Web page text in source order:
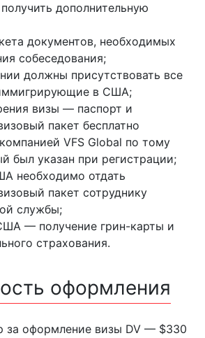
дополнительную
документов, необходимых
собеседования;
должны присутствовать все
в США;
визы — паспорт и
пакет бесплатно
VFS Global по тому
был указан при регистрации;
необходимо отдать
пакет сотруднику
службы;
— получение грин-карты и
страхования.
оформления
за оформление визы DV — $330